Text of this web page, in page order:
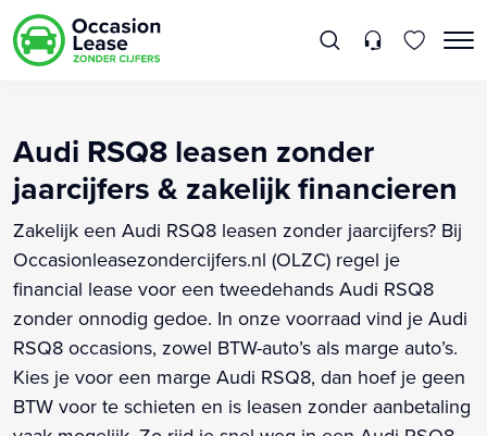
Audi RSQ8 leasen zonder
jaarcijfers & zakelijk financieren
Zakelijk een Audi RSQ8 leasen zonder jaarcijfers? Bij
Occasionleasezondercijfers.nl (OLZC) regel je
financial lease voor een tweedehands Audi RSQ8
zonder onnodig gedoe. In onze voorraad vind je Audi
RSQ8 occasions, zowel BTW-auto’s als marge auto’s.
Kies je voor een marge Audi RSQ8, dan hoef je geen
BTW voor te schieten en is leasen zonder aanbetaling